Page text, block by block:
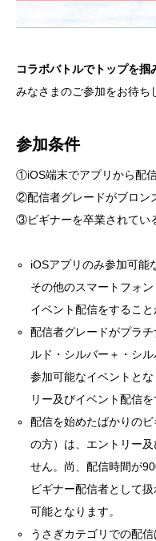
コラボバトルでトップを掴
みなさまのご参加をお待ち
参加条件
①iOS端末でアプリから配
②配信者グレードがブロン
③ビギナーを卒業されてい
iOSアプリのみ参加可能
その他のスマートフォ
イベント配信をすること
配信者グレードがプラ
ルド・シルバー＋・シ
参加可能なイベントと
リー及びイベント配信
配信を始めたばかりの
の方）は、エントリー
せん。尚、配信時間が
ビギナー配信者として
可能となります。
うさぎカテゴリでの配信